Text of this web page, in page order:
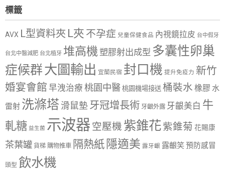
標籤
AVX L型資料夾 L夾 不孕症 兒童保健食品 內視鏡拉皮 台中假牙
台北中醫減肥 台北植牙 堆高機塑膠射出成型 多囊性卵巢
症候群大圖輸出 宜蘭民宿 封口機 提升免疫力 新竹
婚宴會館 早洩治療 桃園中醫 桃園機場接送 桶裝水 橡膠 水
雷射 洗滌塔 滑鼠墊 牙冠增長術 牙齦外露 牙齦美白 牛
軋糖 益生菌 示波器 空壓機 紫錐花紫錐菊 花賜康
茶葉罐 貨梯 購物推車 隔熱紙 隱適美 露牙齦 露齦笑預防感冒
頭型 飲水機